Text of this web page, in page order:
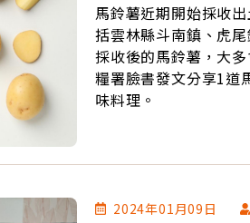
馬鈴薯近期開始採收
括雲林縣斗南鎮、虎
採收後的馬鈴薯，大
糧署臉書發文分享1道
味料理。
2024年01月09日